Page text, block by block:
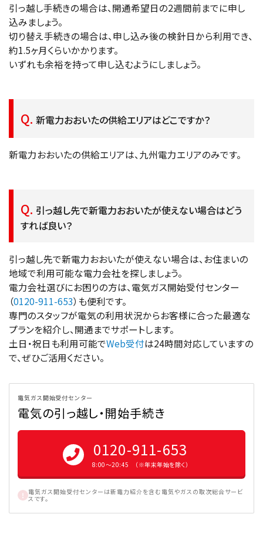
引っ越し手続きの場合は、開通希望日の2週間前までに申し
込みましょう。
切り替え手続きの場合は、申し込み後の検針日から利用でき、
約1.5ヶ月くらいかかります。
いずれも余裕を持って申し込むようにしましょう。
新電力おおいたの供給エリアはどこですか？
新電力おおいたの供給エリアは、九州電力エリアのみです。
引っ越し先で新電力おおいたが使えない場合はどう
すれば良い？
引っ越し先で新電力おおいたが使えない場合は、お住まいの
地域で利用可能な電力会社を探しましょう。
電力会社選びにお困りの方は、電気ガス開始受付センター
（0120-911-653）も便利です。
専門のスタッフが電気の利用状況からお客様に合った最適な
プランを紹介し、開通までサポートします。
土日・祝日も利用可能でWeb受付は24時間対応していますの
で、ぜひご活用ください。
電気ガス開始受付センター
電気の引っ越し・開始手続き
0120-911-653
8:00〜20:45 （※年末年始を除く）
電気ガス開始受付センターは新電力紹介を含む電気やガスの取次総合サービ
スです。